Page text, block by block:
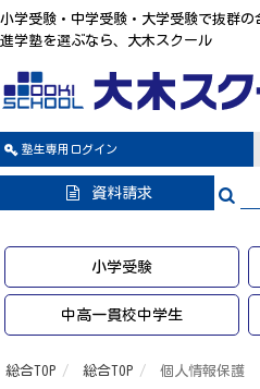
小学受験・中学受験・大学受験で抜群の
進学塾を選ぶなら、大木スクール
塾生専用 ログイン
資料請求
小学受験
中高一貫校中学生
総合TOP 総合TOP 個人情報保護